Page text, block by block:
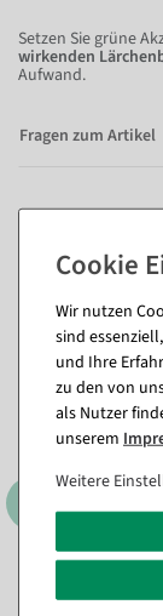
Setzen Sie grüne
wirkenden
Aufwand.
Fragen zum Artikel
Wir nutzen
sind
und Ihre
zu den von
als Nutzer
unserem
Weitere